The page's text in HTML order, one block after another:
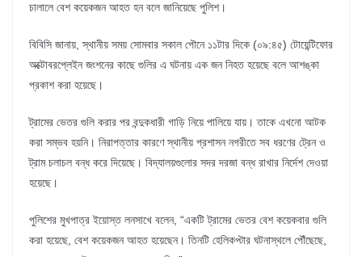
চালালে বেশ কয়েকজন আহত হন বলে জানিয়েছে পুলিশ।
বিবিসি জানায়, স্থানীয় সময় সোমবার সকাল পৌনে ১১টার দিকে (০৯:৪৫) টোয়েন্টিফোর
অক্টোবরপ্লেইন জংশনের কাছে গুলির এ ঘটনায় এক জন নিহত হয়েছে বলে আশঙ্কা
প্রকাশ করা হয়েছে।
ট্রামের ভেতর গুলি করার পর বন্দুকধারী গাড়ি নিয়ে পালিয়ে যায়। তাকে এখনো আটক
করা সম্ভব হয়নি। নিরাপত্তার কারণে স্থানীয় প্রশাসন নগরীতে সব ধরণের ট্রেন ও
ট্রাম চলাচল বন্ধ করে দিয়েছে। বিদ্যালয়গুলোর সদর দরজা বন্ধ রাখার নির্দেশ দেওয়া
হয়েছে।
পুলিশের মুখপাত্র ইয়োস্ত লনসাখে বলেন, “একটি ট্রামের ভেতর বেশ কয়েকবার গুলি
করা হয়েছে, বেশ কয়েকজন আহত হয়েছেন। তিনটি হেলিকপ্টার ঘটনাস্থলে পৌঁছেছে,